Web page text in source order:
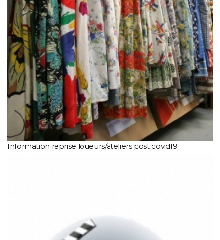
Information reprise loueurs/ateliers post covid19